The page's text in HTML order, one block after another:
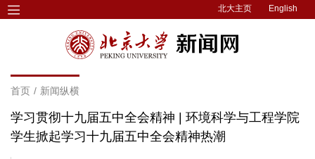
北大主页 English
首页 / 新闻纵横
学习贯彻十九届五中全会精神 | ​环境科学与工程学院
学生掀起学习十九届五中全会精神热潮